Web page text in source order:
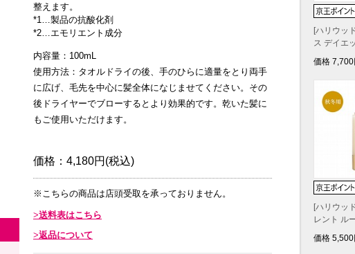
整えます。
*1…製品の抗酸化剤
*2…エモリエント成分
内容量：100mL
使用方法：タオルドライの後、手のひらに適量をとり両手
に広げ、毛先を中心に髪全体になじませてください。その
後ドライヤーでブローするとより効果的です。乾いた髪に
もご使用いただけます。
価格： 4,180円(税込)
※こちらの商品は店頭受取を承っておりません。
送料表はこちら
返品について
[ハリウッ
ス デイエ
価格 7,700
[ハリウッ
レント ル
価格 5,500